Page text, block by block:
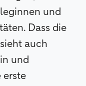
und
Dass die
auch
und
erste